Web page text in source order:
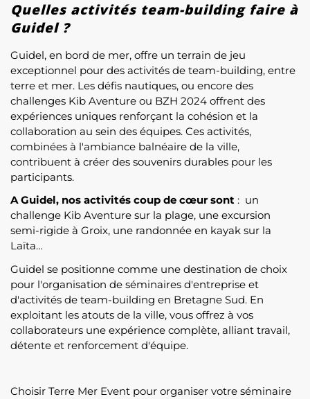
Quelles activités team-building faire à
Guidel ?
Guidel, en bord de mer, offre un terrain de jeu
exceptionnel pour des activités de team-building, entre
terre et mer. Les défis nautiques, ou encore des
challenges Kib Aventure ou BZH 2024 offrent des
expériences uniques renforçant la cohésion et la
collaboration au sein des équipes. Ces activités,
combinées à l'ambiance balnéaire de la ville,
contribuent à créer des souvenirs durables pour les
participants.
A Guidel, nos activités coup de cœur sont : un
challenge Kib Aventure sur la plage, une excursion
semi-rigide à Groix, une randonnée en kayak sur la
Laïta…
Guidel se positionne comme une destination de choix
pour l'organisation de séminaires d'entreprise et
d'activités de team-building en Bretagne Sud. En
exploitant les atouts de la ville, vous offrez à vos
collaborateurs une expérience complète, alliant travail,
détente et renforcement d'équipe.
Choisir Terre Mer Event pour organiser votre séminaire